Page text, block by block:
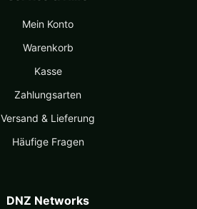
Mein Konto
Warenkorb
Kasse
Zahlungsarten
Versand & Lieferung
Häufige Fragen
DNZ Networks